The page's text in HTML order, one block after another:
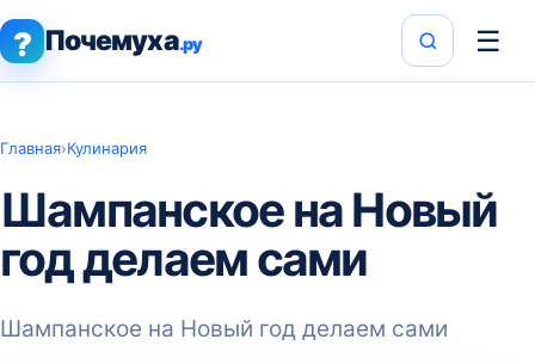
? Почемуха.ру ☰
Главная›Кулинария
Шампанское на Новый
год делаем сами
Шампанское на Новый год делаем сами